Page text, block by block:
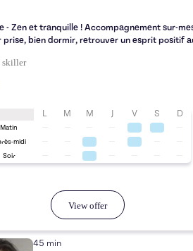
- Zen et tranquille ! Accompagnement sur-
prise, bien dormir, retrouver un esprit positif
skiller
L M M J V S D
Matin
midi
Soir
View offer
45 min